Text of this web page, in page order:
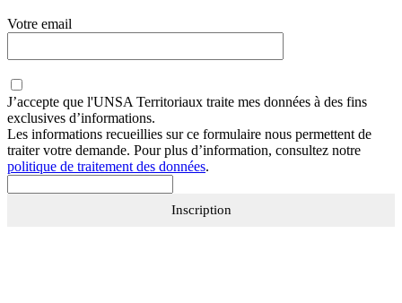
Votre email
J’accepte que l'UNSA Territoriaux traite mes données à des fins
exclusives d’informations.
Les informations recueillies sur ce formulaire nous permettent de
traiter votre demande. Pour plus d’information, consultez notre
politique de traitement des données.
Inscription